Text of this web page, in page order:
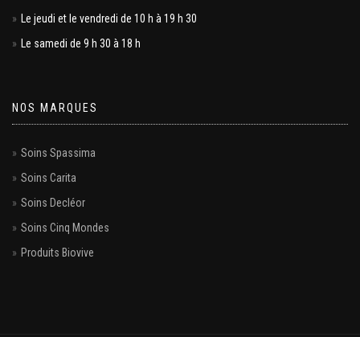
Le jeudi et le vendredi de 10 h à 19 h 30
Le samedi de 9 h 30 à 18 h
NOS MARQUES
Soins Spassima
Soins Carita
Soins Decléor
Soins Cinq Mondes
Produits Biovive